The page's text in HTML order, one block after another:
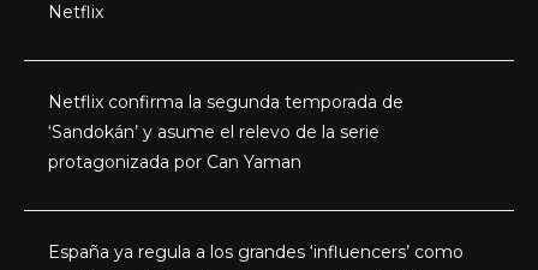
Netflix
Netflix confirma la segunda temporada de
‘Sandokán’ y asume el relevo de la serie
protagonizada por Can Yaman
España ya regula a los grandes ‘influencers’ como